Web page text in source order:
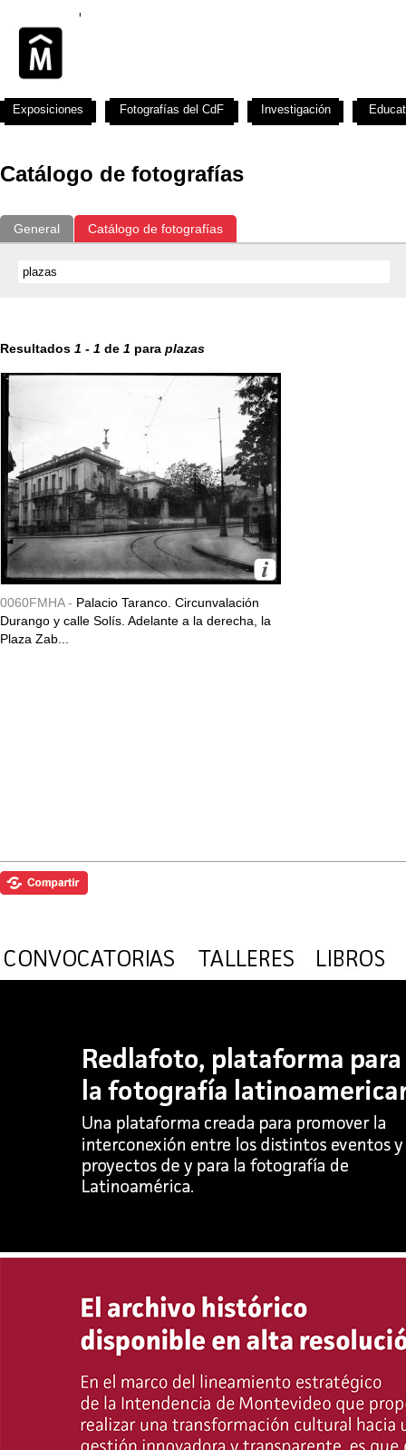
Catálogo de fotografías
General Catálogo de fotografías
Resultados 1 - 1 de 1 para plazas
0060FMHA - Palacio Taranco. Circunvalación
Durango y calle Solís. Adelante a la derecha, la
Plaza Zab...
Exposiciones Fotografías del CdF Investigación